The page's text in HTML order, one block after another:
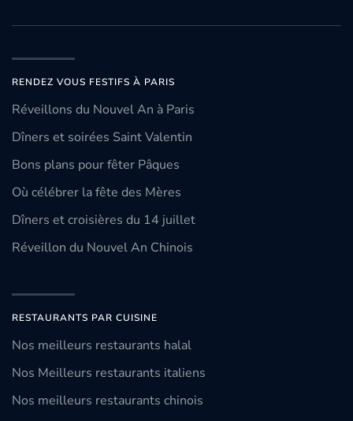
RENDEZ VOUS FESTIFS À PARIS
Réveillons du Nouvel An à Paris
Dîners et soirées Saint Valentin
Bons plans pour fêter Pâques
Où célébrer la fête des Mères
Dîners et croisières du 14 juillet
Réveillon du Nouvel An Chinois
RESTAURANTS PAR CUISINE
Nos meilleurs restaurants halal
Nos Meilleurs restaurants italiens
Nos meilleurs restaurants chinois